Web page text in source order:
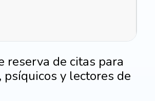
reserva de citas para
psíquicos y lectores de